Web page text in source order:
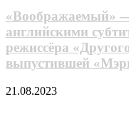
«Booбpaжaeмый»
английскими
режиссёра
выпустившей
21.08.2023